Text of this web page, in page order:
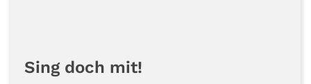
Sing doch mit!